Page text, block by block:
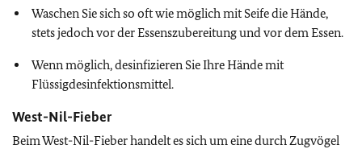
Waschen Sie sich so oft wie möglich mit Seife die Hände,
stets jedoch vor der Essenszubereitung und vor dem Essen.
Wenn möglich, desinfizieren Sie Ihre Hände mit
Flüssigdesinfektionsmittel.
West-Nil-Fieber
Beim West-Nil-Fieber handelt es sich um eine durch Zugvögel